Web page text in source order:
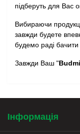
підберуть для Вас
Вибираючи
завжди будете
будемо раді бачити
Завжди Ваш "
Інформація